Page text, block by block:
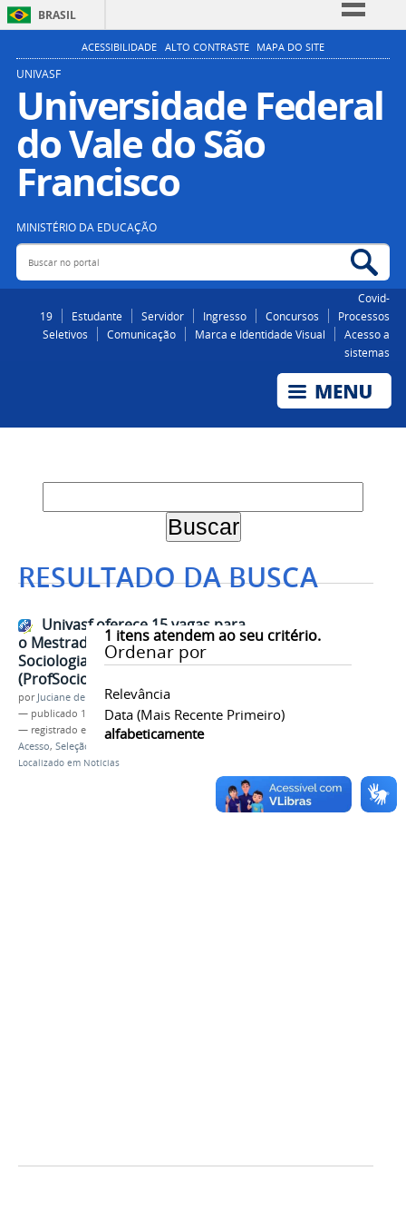
BRASIL
Simplifique!
Participe
Acesso à informação
Legislação
ACESSIBILIDADE ALTO CONTRASTE MAPA DO SITE
UNIVASF
Universidade Federal
do Vale do São
Francisco
MINISTÉRIO DA EDUCAÇÃO
Buscar no portal
Covid-
19
Estudante Servidor Ingresso Concursos
Processos
Seletivos
Comunicação Marca e Identidade Visual
Acesso a
sistemas
RESULTADO DA BUSCA
1 itens atendem ao seu critério.
Ordenar por
Relevância
Data (mais Recente Primeiro)
alfabeticamente
Univasf oferece 15 vagas para
o Mestrado Profissional em
Sociologia em Rede Nacional
(ProfSocio)
por Juciane de Jesus Aleixo
— publicado 11/09/2025
— registrado em:
Profsocio,Mestrado,Exame de
Acesso, Seleção
Localizado em Notícias